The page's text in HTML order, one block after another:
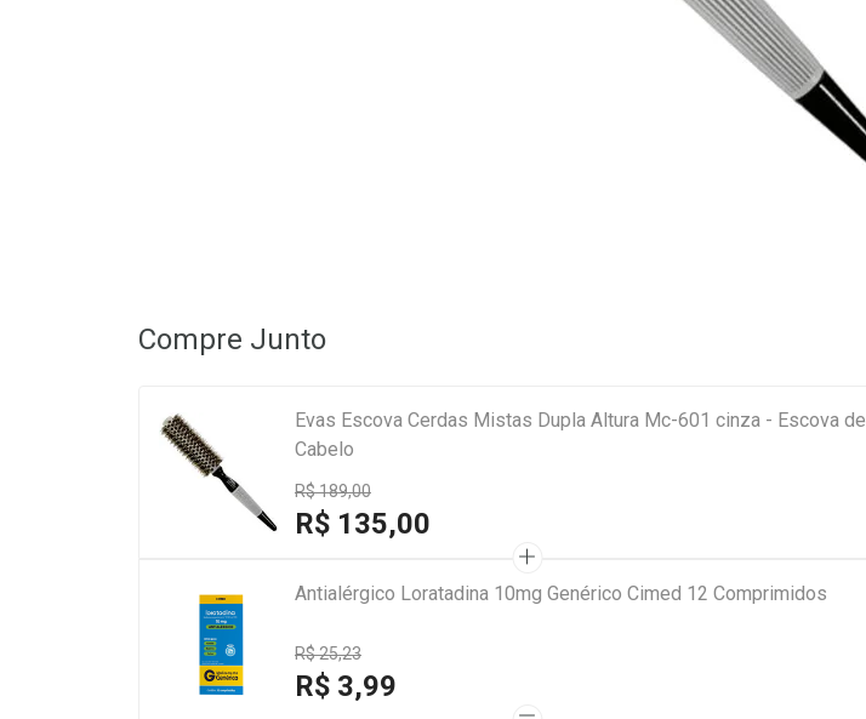
Compre Junto
Evas Escova Cerdas Mistas Dupla Altura Mc-601 cinza - Escova de
Cabelo
R$ 189,00
R$ 135,00
Antialérgico Loratadina 10mg Genérico Cimed 12 Comprimidos
R$ 25,23
R$ 3,99